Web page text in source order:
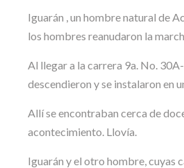
Iguarán , un hombre natural de
los hombres reanudaron la
Al llegar a la carrera 9a. No.
descendieron y se instalaron en
Allí se encontraban cerca de
acontecimiento. Llovía.
Iguarán y el otro hombre, cuyas